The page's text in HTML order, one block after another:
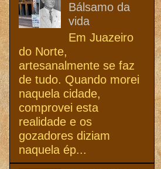
Bálsamo da
vida
Em Juazeiro
do Norte,
artesanalmente se faz
de tudo. Quando morei
naquela cidade,
comprovei esta
realidade e os
gozadores diziam
naquela ép...